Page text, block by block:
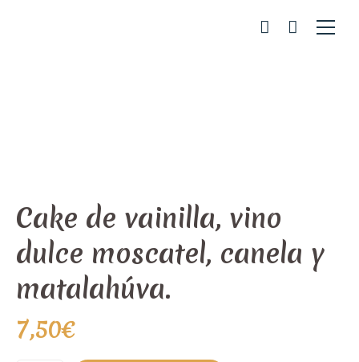
Cake de vainilla, vino
dulce moscatel, canela y
matalahúva.
7,50€